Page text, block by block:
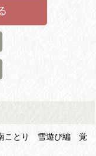
ことり 雪遊び編 覚